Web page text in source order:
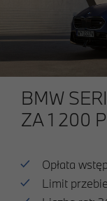
BMW
ZA 1 200
Opłata
Limit